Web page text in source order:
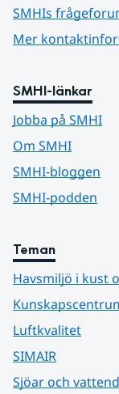
SMHIs
Mer
SMHI-länkar
Jobba på SMHI
Om SMHI
SMHI-bloggen
SMHI-podden
Teman
Havsmiljö i kust
Luftkvalitet
SIMAIR
Sjöar och